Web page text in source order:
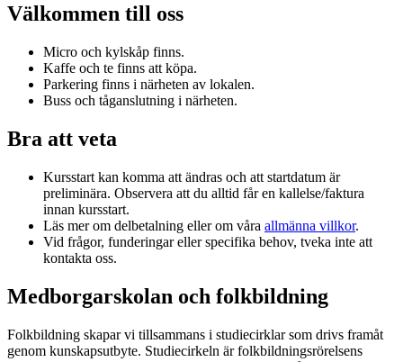
Välkommen till oss
Micro och kylskåp finns.
Kaffe och te finns att köpa.
Parkering finns i närheten av lokalen.
Buss och tåganslutning i närheten.
Bra att veta
Kursstart kan komma att ändras och att startdatum är
preliminära. Observera att du alltid får en kallelse/faktura
innan kursstart.
Läs mer om delbetalning eller om våra allmänna villkor.
Vid frågor, funderingar eller specifika behov, tveka inte att
kontakta oss.
Medborgarskolan och folkbildning
Folkbildning skapar vi tillsammans i studiecirklar som drivs framåt
genom kunskapsutbyte. Studiecirkeln är folkbildningsrörelsens